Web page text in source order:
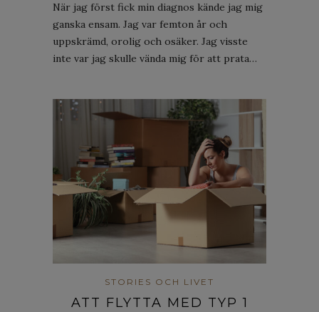
När jag först fick min diagnos kände jag mig
ganska ensam. Jag var femton år och
uppskrämd, orolig och osäker. Jag visste
inte var jag skulle vända mig för att prata…
STORIES OCH LIVET
ATT FLYTTA MED TYP 1